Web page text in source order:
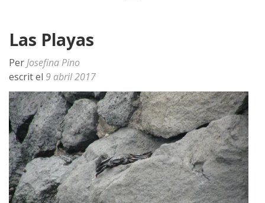
Las Playas
Per Josefina Pino
escrit el 9 abril 2017